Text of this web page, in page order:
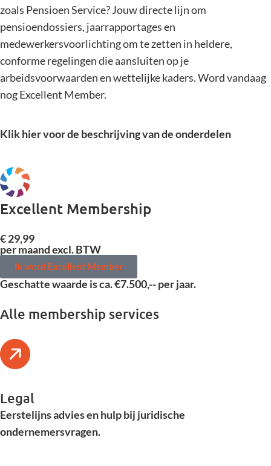
zoals Pensioen Service? Jouw directe lijn om
pensioendossiers, jaarrapportages en
medewerkersvoorlichting om te zetten in heldere,
conforme regelingen die aansluiten op je
arbeidsvoorwaarden en wettelijke kaders. Word vandaag
nog Excellent Member.
Klik hier voor de beschrijving van de onderdelen
Excellent Membership
€ 29,99
per maand excl. BTW
Ik word Excellent Member
Geschatte waarde is ca. €7.500,-- per jaar​.
Alle membership services
Legal
Eerstelijns advies en hulp bij juridische
ondernemersvragen.